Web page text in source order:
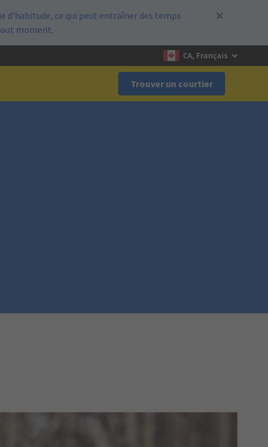
d’habitude, ce qui peut entraîner des temps
moment.
CA, Français
Trouver un courtier